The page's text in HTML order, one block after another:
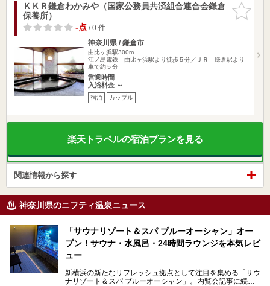
お気に入
りに追加
ＫＫＲ鎌倉わかみや（国家公務員共済組合連合会鎌倉
保養所）
-点/ 0 件
神奈川県 / 鎌倉市
由比ヶ浜駅300m
江ノ島電鉄 由比ヶ浜駅より徒歩５分／ＪＲ 鎌倉駅より
車で約５分
営業時間
入浴料金 ～
宿泊 カップル
楽天トラベルの宿泊プランを見る
関連情報から探す
神奈川県のニフティ温泉ニュース
「サウナリゾート＆スパ ブルーオーシャン」オー
プン！サウナ・水風呂・24時間ラウンジを本気レビ
ュー
新横浜の新たなリフレッシュ拠点として注目を集める「サウ
ナリゾート＆スパ ブルーオーシャン」。内覧会記事に続